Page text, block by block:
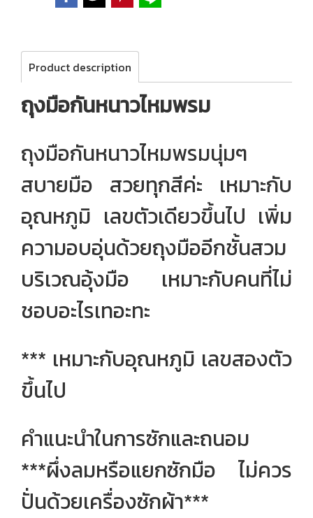
Product description
ถุงมือกันหนาวไหมพรม
ถุงมือกันหนาวไหมพรมนุ่มๆ
สบายมือ สวยทุกสีค่ะ เหมาะกับ
อุณหภูมิ เลขตัวเดียวขึ้นไป เพิ่ม
ความอบอุ่นด้วยถุงมืออีกชั้นสวม
บริเวณอุ้งมือ เหมาะกับคนที่ไม่
ชอบอะไรเทอะทะ
*** เหมาะกับอุณหภูมิ เลขสองตัว
ขึ้นไป
คำแนะนำในการซักและถนอม
***ผึ่งลมหรือแยกซักมือ ไม่ควร
ปั่นด้วยเครื่องซักผ้า***